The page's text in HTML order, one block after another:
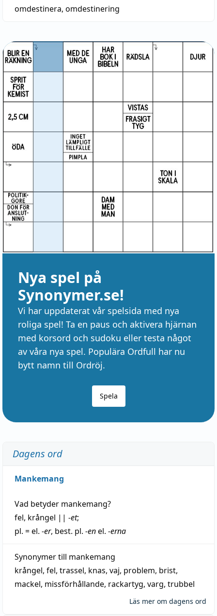
omdestinera, omdestinering
Nya spel på
Synonymer.se!
Vi har uppdaterat vår spelsida med nya
roliga spel! Ta en paus och aktivera hjärnan
med korsord och sudoku eller testa något
av våra nya spel. Populära Ordfull har nu
bytt namn till Ordröj.
Spela
Dagens ord
Mankemang
Vad betyder mankemang?
fel, krångel || -et;
pl. = el. -er, best. pl. -enel. -erna
Synonymer till mankemang
krångel, fel, trassel, knas, vaj, problem, brist,
mackel, missförhållande, rackartyg, varg, trubbel
Läs mer om dagens ord